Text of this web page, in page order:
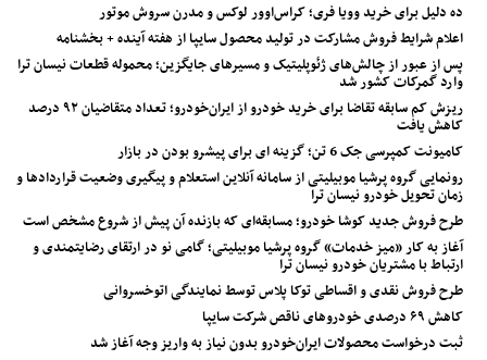
ده دلیل برای خرید وویا فری؛ کراس‌اوور لوکس و مدرن سروش موتور
اعلام شرایط فروش مشارکت در تولید محصول سایپا از هفته آینده + بخشنامه
پس از عبور از چالش‌های ژئوپلیتیک و مسیرهای جایگزین؛ محموله قطعات نیسان ترا
وارد گمرکات کشور شد
ریزش کم‌ سابقه تقاضا برای خرید خودرو از ایران‌خودرو؛ تعداد متقاضیان ۹۲ درصد
کاهش یافت
کامیونت کمپرسی جک 6 تن؛ گزینه ای برای پیشرو بودن در بازار
رونمایی گروه پرشیا موبیلیتی از سامانه آنلاین استعلام و پیگیری وضعیت قراردادها و
زمان تحویل خودرو نیسان ترا
طرح فروش جدید کوشا خودرو؛ مسابقه‌ای که بازنده آن پیش از شروع مشخص است
آغاز به کار «میز خدمات» گروه پرشیا موبیلیتی؛ گامی نو در ارتقای رضایتمندی و
ارتباط با مشتریان خودرو نیسان ترا
طرح فروش نقدی و اقساطی توکا پلاس توسط نمایندگی اتوخسروانی
کاهش ۶۹ درصدی خودروهای ناقص شرکت سایپا
ثبت درخواست محصولات ایران‌خودرو بدون نیاز به واریز وجه آغاز شد